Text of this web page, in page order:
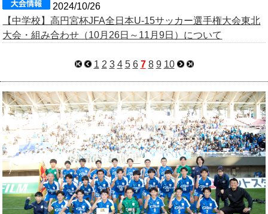
2024/10/26
【中学校】高円宮杯JFA全日本U-15サッカー選手権大会東北
大会・組み合わせ（10月26日～11月9日）について
1 2 3 4 5 6 7 8 9 10